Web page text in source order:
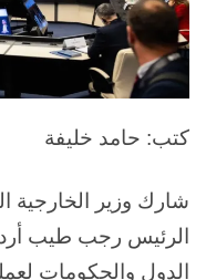
كتب: حامد خليفة
شارك وزير الخارجية
الرئيس رجب طيب
الدول والحكومات